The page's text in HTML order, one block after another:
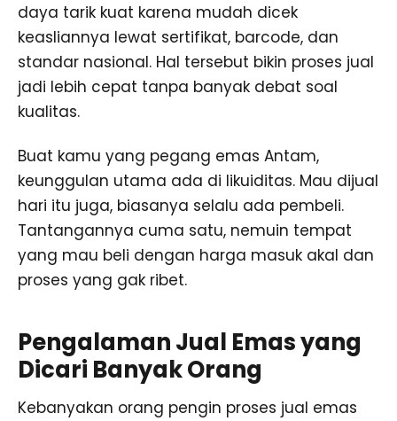
daya tarik kuat karena mudah dicek
keasliannya lewat sertifikat, barcode, dan
standar nasional. Hal tersebut bikin proses jual
jadi lebih cepat tanpa banyak debat soal
kualitas.
Buat kamu yang pegang emas Antam,
keunggulan utama ada di likuiditas. Mau dijual
hari itu juga, biasanya selalu ada pembeli.
Tantangannya cuma satu, nemuin tempat
yang mau beli dengan harga masuk akal dan
proses yang gak ribet.
Pengalaman Jual Emas yang
Dicari Banyak Orang
Kebanyakan orang pengin proses jual emas